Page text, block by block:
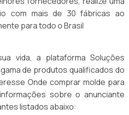
com mais de 30 fábricas ao
para todo o Brasil
vida, a plataforma Soluções
de produtos qualificados do
Onde comprar molde para
sobre o anunciante
listados abaixo: